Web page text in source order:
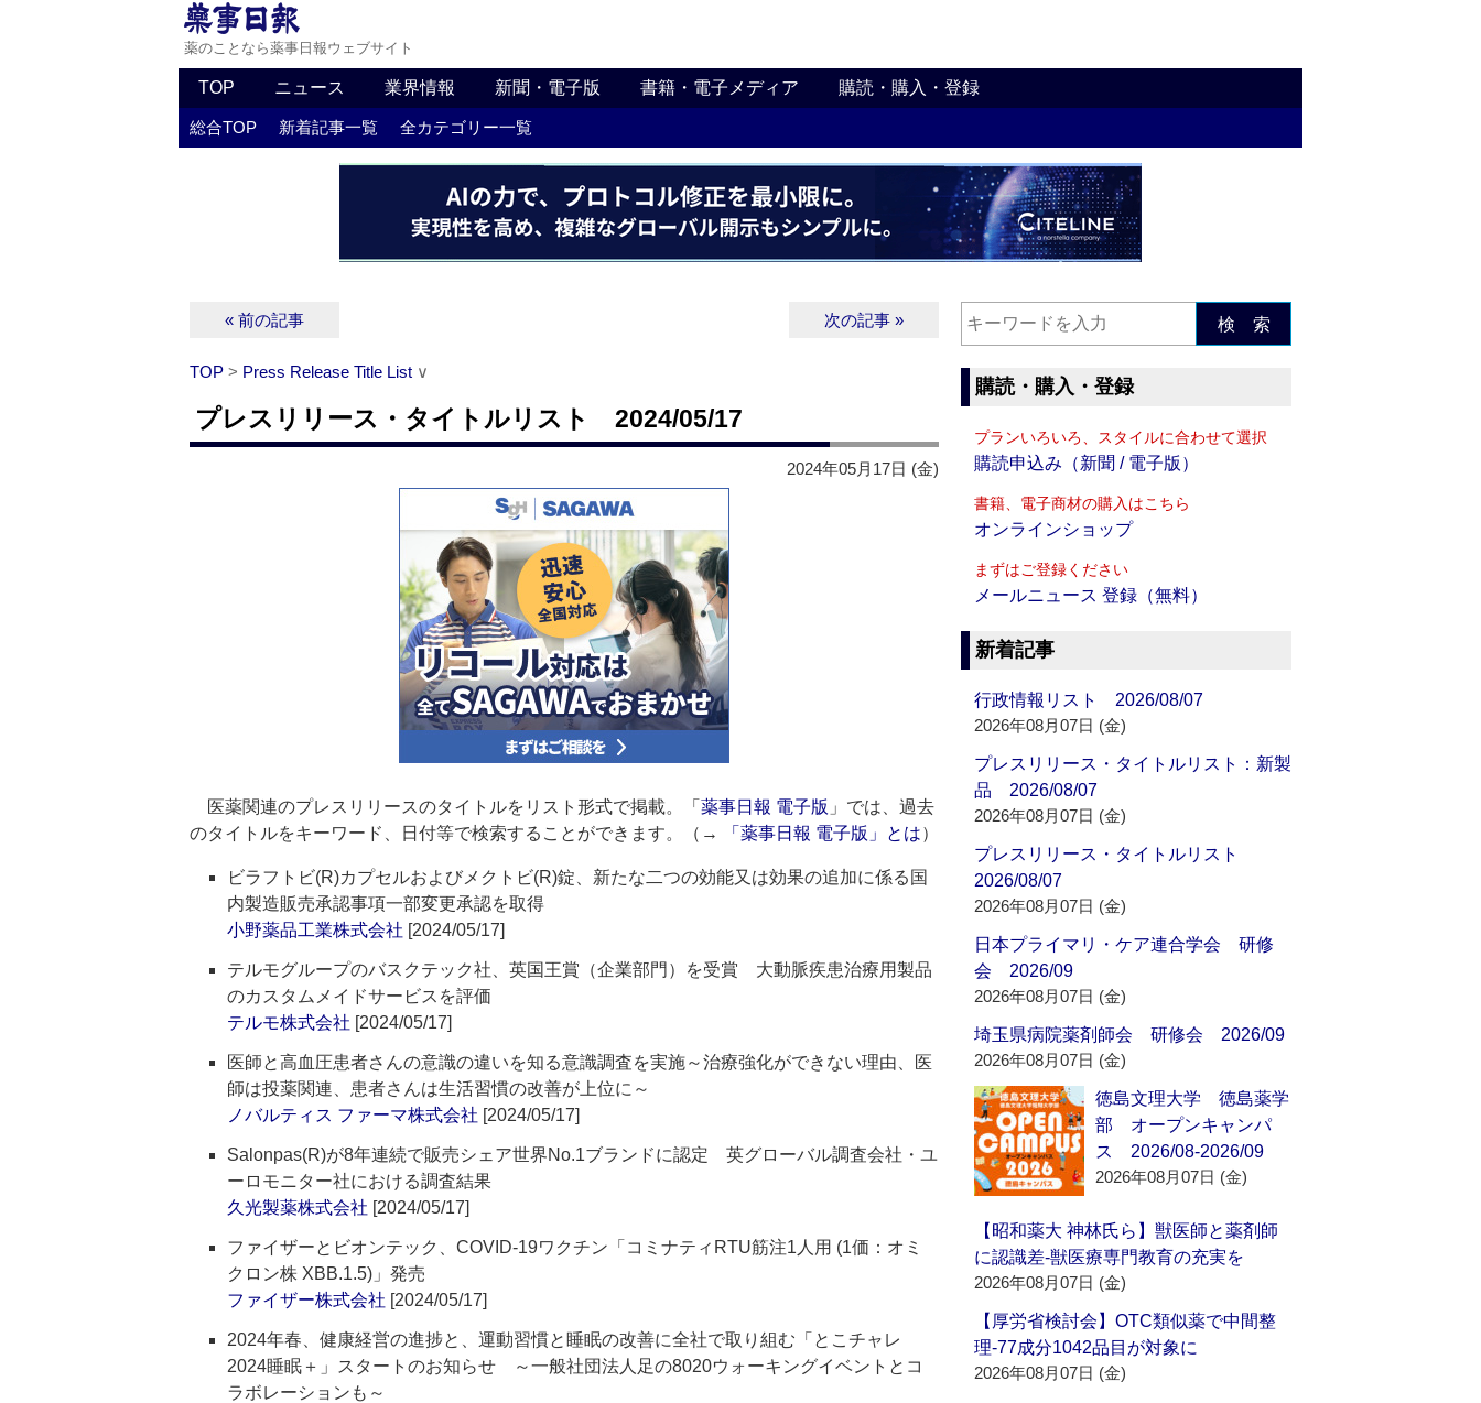
薬のことなら薬事日報ウェブサイト
TOP ニュース 業界情報 新聞・電子版 書籍・電子メディア 購読・購入・登録
総合TOP 新着記事一覧 全カテゴリー一覧
« 前の記事 次の記事 »
TOP > Press Release Title List ∨
プレスリリース・タイトルリスト 2024/05/17
2024年05月17日 (金)
医薬関連のプレスリリースのタイトルをリスト形式で掲載。「 薬事日報 電子版 」では、過去
のタイトルをキーワード、日付等で検索することができます。（→
「薬事日報 電子版」とは）
ビラフトビ(R)カプセルおよびメクトビ(R)錠、新たな二つの効能又は効果の追加に係る国
内製造販売承認事項一部変更承認を取得
小野薬品工業株式会社 [2024/05/17]
テルモグループのバスクテック社、英国王賞（企業部門）を受賞 大動脈疾患治療用製品
のカスタムメイドサービスを評価
テルモ株式会社 [2024/05/17]
医師と高血圧患者さんの意識の違いを知る意識調査を実施～治療強化ができない理由、医
師は投薬関連、患者さんは生活習慣の改善が上位に～
ノバルティス ファーマ株式会社 [2024/05/17]
Salonpas(R)が8年連続で販売シェア世界No.1ブランドに認定 英グローバル調査会社・ユ
ーロモニター社における調査結果
久光製薬株式会社 [2024/05/17]
ファイザーとビオンテック、COVID-19ワクチン「コミナティRTU筋注1人用 (1価：オミ
クロン株 XBB.1.5)」発売
ファイザー株式会社 [2024/05/17]
2024年春、健康経営の進捗と、運動習慣と睡眠の改善に全社で取り組む「とこチャレ
2024睡眠＋」スタートのお知らせ ～一般社団法人足の8020ウォーキングイベントとコ
ラボレーションも～
検 索
購読・購入・登録
プランいろいろ、スタイルに合わせて選択
購読申込み（新聞 / 電子版）
書籍、電子商材の購入はこちら
オンラインショップ
まずはご登録ください
メールニュース 登録（無料）
新着記事
行政情報リスト 2026/08/07
2026年08月07日 (金)
プレスリリース・タイトルリスト：新製
品 2026/08/07
2026年08月07日 (金)
プレスリリース・タイトルリスト
2026/08/07
2026年08月07日 (金)
日本プライマリ・ケア連合学会 研修
会 2026/09
2026年08月07日 (金)
埼玉県病院薬剤師会 研修会 2026/09
2026年08月07日 (金)
徳島文理大学 徳島薬学
部 オープンキャンパ
ス 2026/08-2026/09
2026年08月07日 (金)
【昭和薬大 神林氏ら】獣医師と薬剤師
に認識差‐獣医療専門教育の充実を
2026年08月07日 (金)
【厚労省検討会】OTC類似薬で中間整
理‐77成分1042品目が対象に
2026年08月07日 (金)